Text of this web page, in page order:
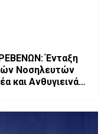
Ένταξη
Νοσηλευτών
και Ανθυγιεινά